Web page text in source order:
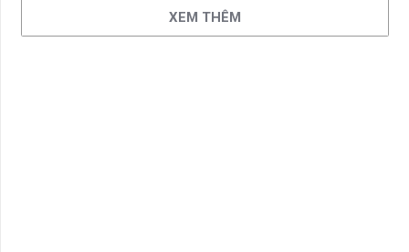
XEM THÊM